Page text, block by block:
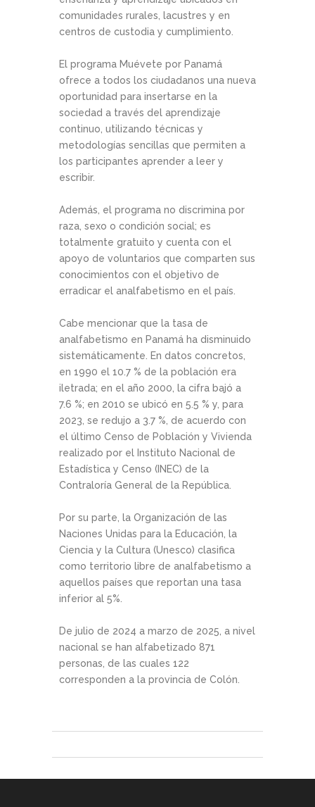
comunidades rurales, lacustres y en
centros de custodia y cumplimiento.
El programa Muévete por Panamá
ofrece a todos los ciudadanos una nueva
oportunidad para insertarse en la
sociedad a través del aprendizaje
continuo, utilizando técnicas y
metodologías sencillas que permiten a
los participantes aprender a leer y
escribir.
Además, el programa no discrimina por
raza, sexo o condición social; es
totalmente gratuito y cuenta con el
apoyo de voluntarios que comparten sus
conocimientos con el objetivo de
erradicar el analfabetismo en el país.
Cabe mencionar que la tasa de
analfabetismo en Panamá ha disminuido
sistemáticamente. En datos concretos,
en 1990 el 10.7 % de la población era
iletrada; en el año 2000, la cifra bajó a
7.6 %; en 2010 se ubicó en 5.5 % y, para
2023, se redujo a 3.7 %, de acuerdo con
el último Censo de Población y Vivienda
realizado por el Instituto Nacional de
Estadística y Censo (INEC) de la
Contraloría General de la República.
Por su parte, la Organización de las
Naciones Unidas para la Educación, la
Ciencia y la Cultura (Unesco) clasifica
como territorio libre de analfabetismo a
aquellos países que reportan una tasa
inferior al 5%.
De julio de 2024 a marzo de 2025, a nivel
nacional se han alfabetizado 871
personas, de las cuales 122
corresponden a la provincia de Colón.